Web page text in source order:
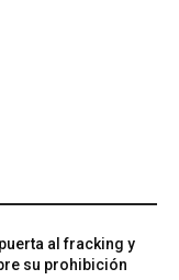
al fracking y
su prohibición